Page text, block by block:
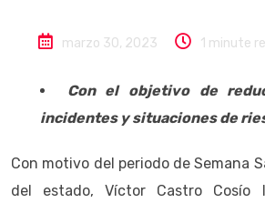
marzo 30, 2023 1 minute
Con el objetivo de
incidentes y situaciones de
Con motivo del periodo de Semana
del estado, Víctor Castro